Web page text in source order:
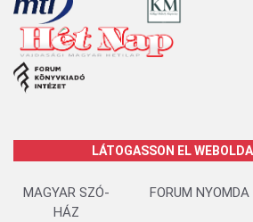
LÁTOGASSON EL
MAGYAR SZÓ-
HÁZ
FORUM NYOMDA